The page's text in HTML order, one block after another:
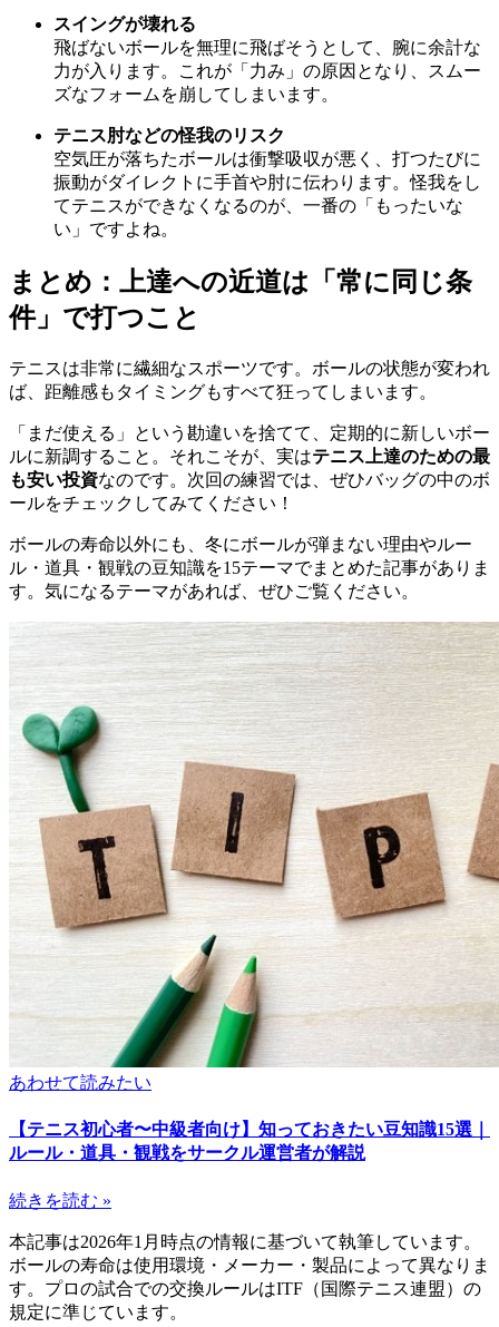
スイングが壊れる
飛ばないボールを無理に飛ばそうとして、腕に余計な
力が入ります。これが「力み」の原因となり、スムー
ズなフォームを崩してしまいます。
テニス肘などの怪我のリスク
空気圧が落ちたボールは衝撃吸収が悪く、打つたびに
振動がダイレクトに手首や肘に伝わります。怪我をし
てテニスができなくなるのが、一番の「もったいな
い」ですよね。
まとめ：上達への近道は「常に同じ条
件」で打つこと
テニスは非常に繊細なスポーツです。ボールの状態が変われ
ば、距離感もタイミングもすべて狂ってしまいます。
「まだ使える」という勘違いを捨てて、定期的に新しいボー
ルに新調すること。それこそが、実はテニス上達のための最
も安い投資なのです。次回の練習では、ぜひバッグの中のボ
ールをチェックしてみてください！
ボールの寿命以外にも、冬にボールが弾まない理由やルー
ル・道具・観戦の豆知識を15テーマでまとめた記事がありま
す。気になるテーマがあれば、ぜひご覧ください。
あわせて読みたい
【テニス初心者〜中級者向け】知っておきたい豆知識15選｜
ルール・道具・観戦をサークル運営者が解説
続きを読む »
本記事は2026年1月時点の情報に基づいて執筆しています。
ボールの寿命は使用環境・メーカー・製品によって異なりま
す。プロの試合での交換ルールはITF（国際テニス連盟）の
規定に準じています。